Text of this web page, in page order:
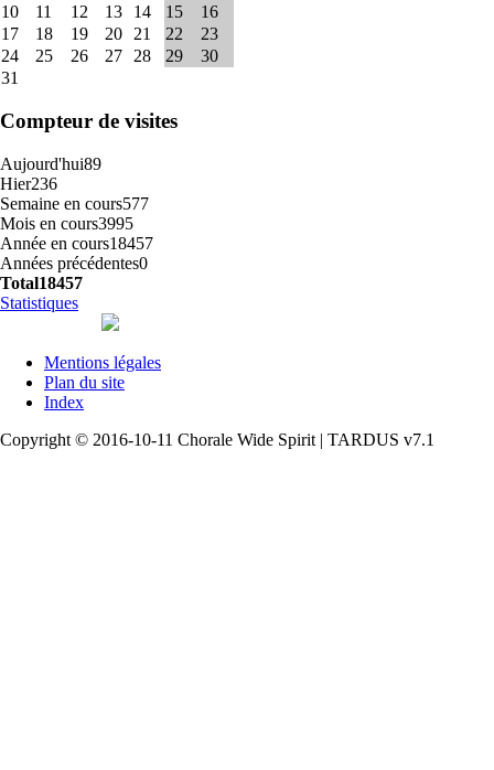
10
11 12 13 14 15
16
17
18 19 20 21 22
23
24
25 26 27 28 29
30
31
Compteur de visites
Aujourd'hui89
Hier236
Semaine en cours577
Mois en cours3995
Année en cours18457
Années précédentes0
Total18457
Statistiques
Mentions légales
Plan du site
Index
Copyright © 2016-10-11 Chorale Wide Spirit | TARDUS v7.1